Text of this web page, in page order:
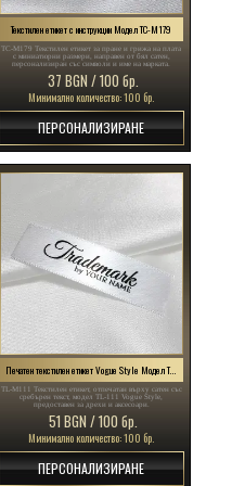
Текстилен етикет с инструкции Модел TC-M179
TC-M179 Текстилен етикет за пране и грижа на плата
с миниатюрни размери, направен от бял сатен,
персонализиран със символи и име на марката.
37 BGN / 100 бр.
Минимално количество: 100 бр.
ПЕРСОНАЛИЗИРАНЕ
Печатен текстилен етикет Vogue Style Модел TL-M111
TL-M111 Текстилен етикет, отпечатан върху сатен със
сребърен текст, модел TL-111 Vogue Style,
предоставен за дрехи и аксесоари.
51 BGN / 100 бр.
Минимално количество: 100 бр.
ПЕРСОНАЛИЗИРАНЕ